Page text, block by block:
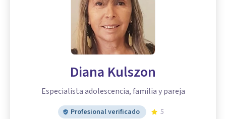
Diana Kulszon
Especialista adolescencia, familia y pareja
Profesional verificado 5